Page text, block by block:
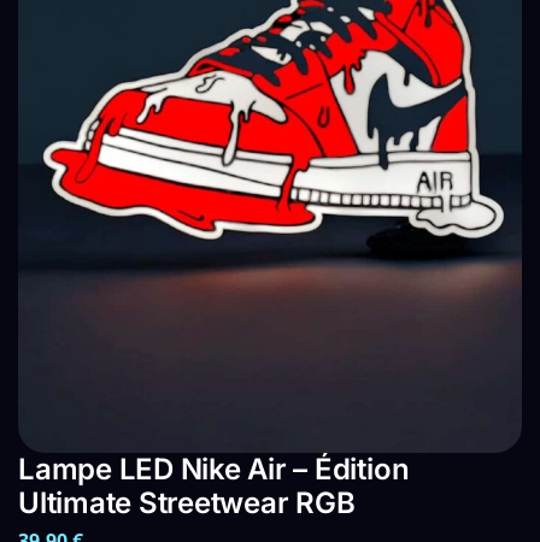
Lampe LED Nike Air – Édition
Ultimate Streetwear RGB